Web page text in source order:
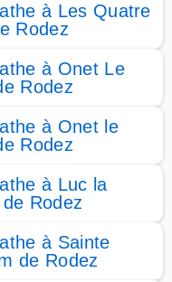
à Les Quatre
Rodez
à Onet Le
Rodez
à Onet le
Rodez
à Luc la
Rodez
à Sainte
de Rodez